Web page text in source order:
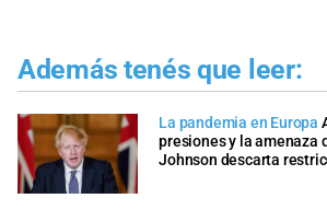
Además tenés que leer:
La pandemia en Europa
presiones y la amenaza
Johnson descarta